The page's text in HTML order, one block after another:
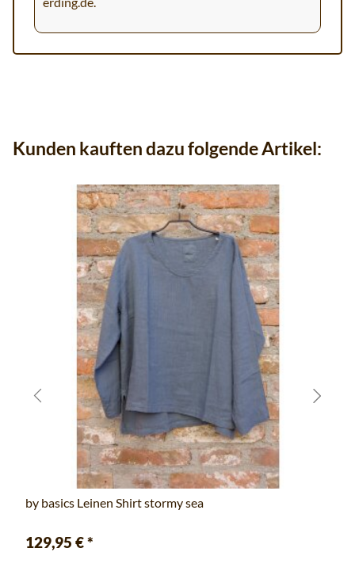
Kunden kauften dazu folgende Artikel:
by basics Leinen Shirt stormy sea
129,95 €*